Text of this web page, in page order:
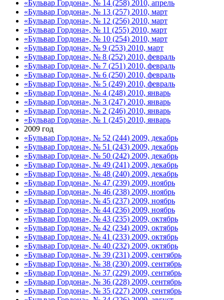
«Бульвар Гордона», № 14 (258) 2010, апрель
«Бульвар Гордона», № 13 (257) 2010, март
«Бульвар Гордона», № 12 (256) 2010, март
«Бульвар Гордона», № 11 (255) 2010, март
«Бульвар Гордона», № 10 (254) 2010, март
«Бульвар Гордона», № 9 (253) 2010, март
«Бульвар Гордона», № 8 (252) 2010, февраль
«Бульвар Гордона», № 7 (251) 2010, февраль
«Бульвар Гордона», № 6 (250) 2010, февраль
«Бульвар Гордона», № 5 (249) 2010, февраль
«Бульвар Гордона», № 4 (248) 2010, январь
«Бульвар Гордона», № 3 (247) 2010, январь
«Бульвар Гордона», № 2 (246) 2010, январь
«Бульвар Гордона», № 1 (245) 2010, январь
2009 год
«Бульвар Гордона», № 52 (244) 2009, декабрь
«Бульвар Гордона», № 51 (243) 2009, декабрь
«Бульвар Гордона», № 50 (242) 2009, декабрь
«Бульвар Гордона», № 49 (241) 2009, декабрь
«Бульвар Гордона», № 48 (240) 2009, декабрь
«Бульвар Гордона», № 47 (239) 2009, ноябрь
«Бульвар Гордона», № 46 (238) 2009, ноябрь
«Бульвар Гордона», № 45 (237) 2009, ноябрь
«Бульвар Гордона», № 44 (236) 2009, ноябрь
«Бульвар Гордона», № 43 (235) 2009, октябрь
«Бульвар Гордона», № 42 (234) 2009, октябрь
«Бульвар Гордона», № 41 (233) 2009, октябрь
«Бульвар Гордона», № 40 (232) 2009, октябрь
«Бульвар Гордона», № 39 (231) 2009, сентябрь
«Бульвар Гордона», № 38 (230) 2009, сентябрь
«Бульвар Гордона», № 37 (229) 2009, сентябрь
«Бульвар Гордона», № 36 (228) 2009, сентябрь
«Бульвар Гордона», № 35 (227) 2009, сентябрь